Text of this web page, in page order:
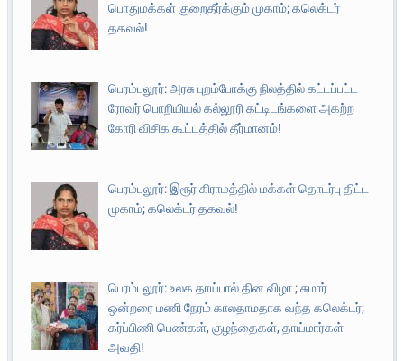
பொதுமக்கள் குறைதீர்க்கும் முகாம்; கலெக்டர்
தகவல்!
பெரம்பலூர்: அரசு புறம்போக்கு நிலத்தில் கட்டப்பட்ட
ரோவர் பொறியியல் கல்லூரி கட்டிடங்களை அகற்ற
கோரி விசிக கூட்டத்தில் தீர்மானம்!
பெரம்பலூர்: இரூர் கிராமத்தில் மக்கள் தொடர்பு திட்ட
முகாம்; கலெக்டர் தகவல்!
பெரம்பலூர்: உலக தாய்பால் தின விழா ; சுமார்
ஒன்றரை மணி நேரம் காலதாமதாக வந்த கலெக்டர்;
கர்ப்பிணி பெண்கள், குழந்தைகள், தாய்மார்கள்
அவதி!